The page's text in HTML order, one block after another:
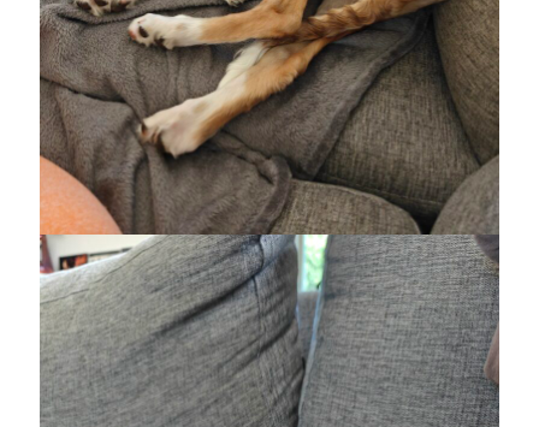
januari 2023
december 2022
november 2022
oktober 2022
september 2022
augusti 2022
juli 2022
juni 2022
maj 2022
april 2022
mars 2022
februari 2022
januari 2022
december 2021
november 2021